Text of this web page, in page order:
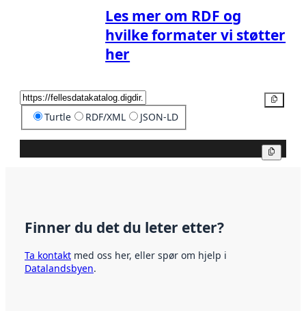
Les mer om RDF og
hvilke formater vi støtter
her
Turtle RDF/XML JSON-LD
Finner du det du leter etter?
Ta kontakt med oss her, eller spør om hjelp i
Datalandsbyen.